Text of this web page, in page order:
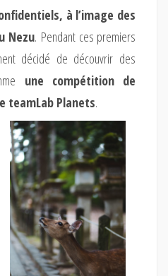
à l’image des
Nezu. Pendant ces premiers
décidé de découvrir des
une compétition de
teamLab Planets.